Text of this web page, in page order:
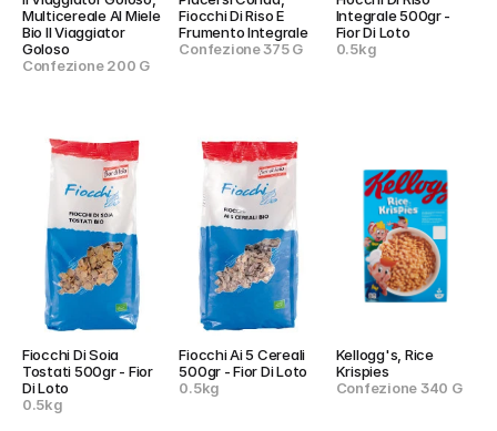
Multicereale Al Miele
Bio Il Viaggiator
Goloso
Confezione 200 G
Fiocchi Di Riso E
Frumento Integrale
Confezione 375 G
Integrale 500gr -
Fior Di Loto
0.5kg
Fiocchi Di Soia
Tostati 500gr - Fior
Di Loto
0.5kg
Fiocchi Ai 5 Cereali
500gr - Fior Di Loto
0.5kg
Kellogg's, Rice
Krispies
Confezione 340 G